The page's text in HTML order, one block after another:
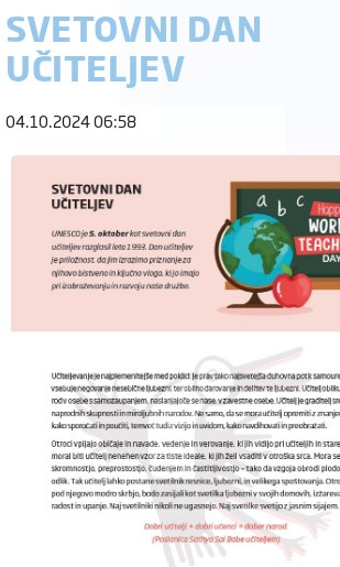
SVETOVNI DAN
UČITELJEV
04.10.2024 06:58